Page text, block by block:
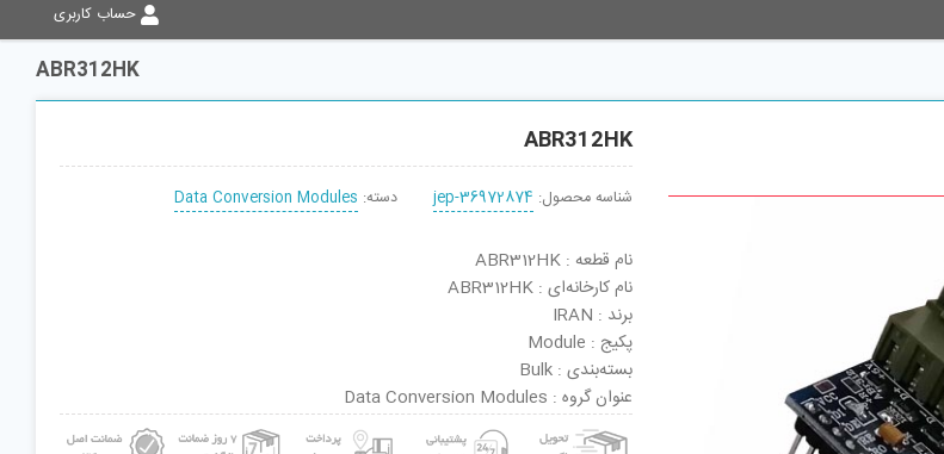
حساب کاربری
ABR312HK
ABR312HK
شناسه محصول: jep-36972874 دسته: Data Conversion Modules
نام قطعه : ABR312HK
نام کارخانه‌ای : ABR312HK
برند : IRAN
پکیج : Module
بسته‌بندی : Bulk
عنوان گروه : Data Conversion Modules